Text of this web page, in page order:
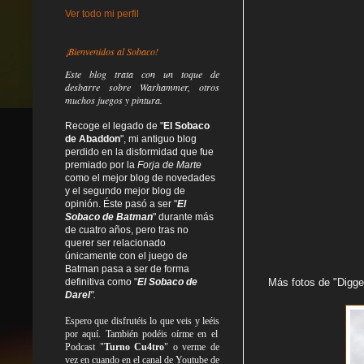
Más fotos de
Ver todo mi perfil
¡Bienvenidos al Sobaco!
Este blog trata con un toque de
desbarre sobre Warhammer, otros
muchos juegos y pintura.
Recoge el legado de "El Sobaco
de Abaddon", mi antiguo blog
perdido en la disformidad que fue
premiado por la Forja de Marte
como el mejor blog de novedades
y el segundo mejor blog de
opinión. Éste pasó a ser "El
Sobaco de Batman" durante más
de cuatro años, pero tras no
querer ser relacionado
únicamente con el juego de
Batman pasa a ser de forma
definitiva como "El Sobaco de
Darel".
Espero que disfrutéis lo queveis yleéis
por aquí. También podéis oírme en el
Podcast "Turno Cu4tro" o verme de
vez en cuando en el canal de Youtube de